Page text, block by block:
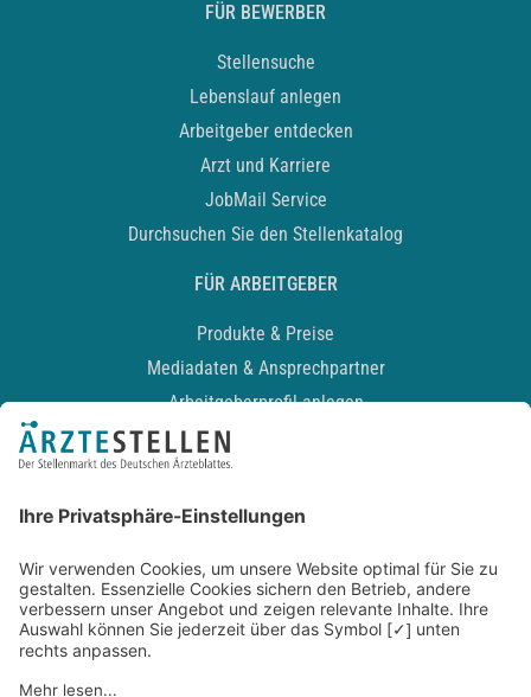
FÜR BEWERBER
Stellensuche
Lebenslauf anlegen
Arbeitgeber entdecken
Arzt und Karriere
JobMail Service
Durchsuchen Sie den Stellenkatalog
FÜR ARBEITGEBER
Produkte & Preise
Mediadaten & Ansprechpartner
Arbeitgeberprofil anlegen
Recruiting-Podcast
Kontakt
Datenschutz
Newsletter